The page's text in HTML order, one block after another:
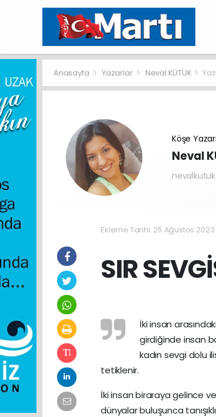
Anasayfa Yazarlar Neval KÜTÜK
Köşe Yazarı
Neval
Ekleme Tarihi: 25 Ağustos
SIR
İki insan
girdiğinde insan
kadın sevgi dolu
tetiklenir.
İki insan biraraya gelince
dünyalar buluşunca